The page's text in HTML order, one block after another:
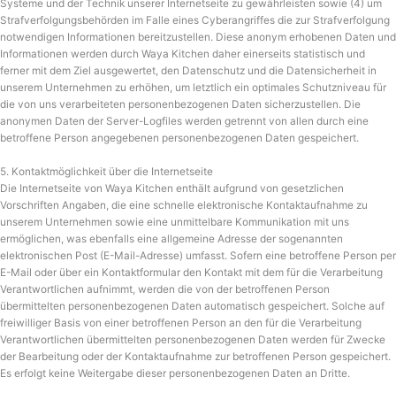
Systeme und der Technik unserer Internetseite zu gewährleisten sowie (4) um
Strafverfolgungsbehörden im Falle eines Cyberangriffes die zur Strafverfolgung
notwendigen Informationen bereitzustellen. Diese anonym erhobenen Daten und
Informationen werden durch Waya Kitchen daher einerseits statistisch und
ferner mit dem Ziel ausgewertet, den Datenschutz und die Datensicherheit in
unserem Unternehmen zu erhöhen, um letztlich ein optimales Schutzniveau für
die von uns verarbeiteten personenbezogenen Daten sicherzustellen. Die
anonymen Daten der Server-Logfiles werden getrennt von allen durch eine
betroffene Person angegebenen personenbezogenen Daten gespeichert.
5. Kontaktmöglichkeit über die Internetseite
Die Internetseite von Waya Kitchen enthält aufgrund von gesetzlichen
Vorschriften Angaben, die eine schnelle elektronische Kontaktaufnahme zu
unserem Unternehmen sowie eine unmittelbare Kommunikation mit uns
ermöglichen, was ebenfalls eine allgemeine Adresse der sogenannten
elektronischen Post (E-Mail-Adresse) umfasst. Sofern eine betroffene Person per
E-Mail oder über ein Kontaktformular den Kontakt mit dem für die Verarbeitung
Verantwortlichen aufnimmt, werden die von der betroffenen Person
übermittelten personenbezogenen Daten automatisch gespeichert. Solche auf
freiwilliger Basis von einer betroffenen Person an den für die Verarbeitung
Verantwortlichen übermittelten personenbezogenen Daten werden für Zwecke
der Bearbeitung oder der Kontaktaufnahme zur betroffenen Person gespeichert.
Es erfolgt keine Weitergabe dieser personenbezogenen Daten an Dritte.